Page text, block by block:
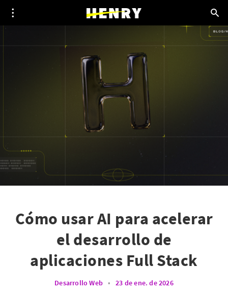
Cómo usar AI para acelerar
el desarrollo de
aplicaciones Full Stack
Desarrollo Web • 23 de ene. de 2026